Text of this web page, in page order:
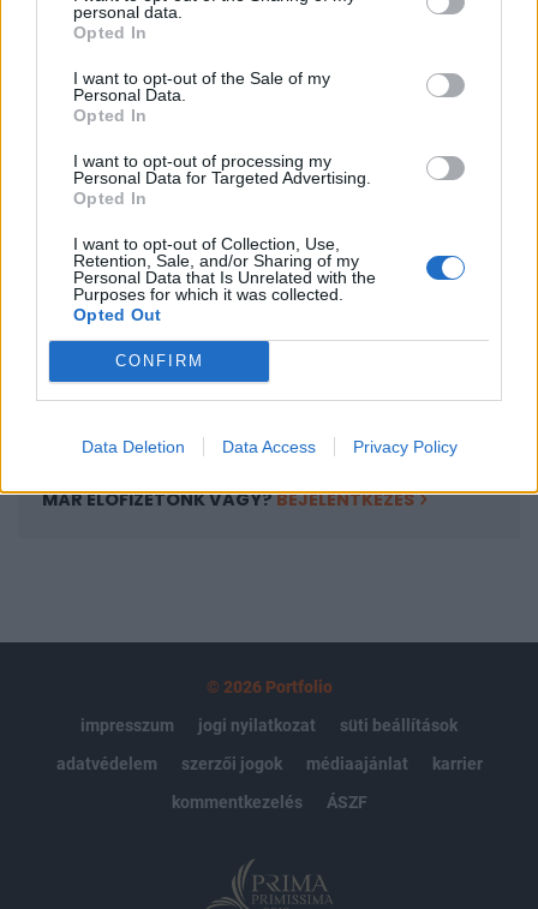
personal data.
Opted In
I want to opt-out of the Sale of my
Personal Data.
Opted In
I want to opt-out of processing my
Personal Data for Targeted Advertising.
Opted In
I want to opt-out of Collection, Use,
Retention, Sale, and/or Sharing of my
Personal Data that Is Unrelated with the
Purposes for which it was collected.
Opted Out
CONFIRM
Data Deletion Data Access Privacy Policy
valutaövezet gazdasága immár 2022 közepe óta stagnál,
recesszióról mégsem beszélhetünk: nem volt két...
KEDVES OLVASÓNK!
A keresett cikk a portfolio.hu hírarchívumához
tartozik, melynek olvasása előfizetéses
Az előfizetés a következőket tartalmazza:
Portfolio.hu teljes cikkarchívum
Kötéslisták: BÉT elmúlt 2 év napon belüli
kötéslistái
MÁR ELŐFIZETŐNK VAGY?BEJELENTKEZÉS
© 2026 Portfolio
impresszum
jogi nyilatkozat
süti beállítások
adatvédelem
szerzői jogok médiaajánlat
karrier
kommentkezelés
ÁSZF